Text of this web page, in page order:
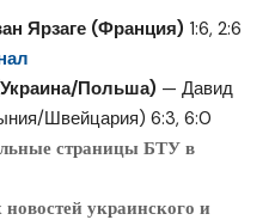
Ярзаге (Франция) 1:6, 2:6
Польша) — Давид
Швейцария) 6:3, 6:0
страницы БТУ в
украинского и